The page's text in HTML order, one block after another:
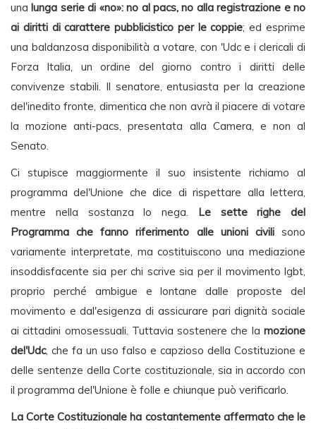
unalunga serie di «no»: no al pacs, no alla registrazione e no
ai diritti di carattere pubblicistico per le coppie; ed esprime
una baldanzosa disponibilità a votare, con 'Udc e i clericali di
Forza Italia, un ordine del giorno contro i diritti delle
convivenze stabili. Il senatore, entusiasta per la creazione
del'inedito fronte, dimentica che non avrà il piacere di votare
la mozione anti-pacs, presentata alla Camera, e non al
Senato.
Ci stupisce maggiormente il suo insistente richiamo al
programma del'Unione che dice di rispettare alla lettera,
mentre nella sostanza lo nega. Le sette righe del
Programma che fanno riferimento alle unioni civilisono
variamente interpretate, ma costituiscono una mediazione
insoddisfacente sia per chi scrive sia per il movimento lgbt,
proprio perché ambigue e lontane dalle proposte del
movimento e dal'esigenza di assicurare pari dignità sociale
ai cittadini omosessuali. Tuttavia sostenere che la mozione
del'Udc, che fa un uso falso e capzioso della Costituzione e
delle sentenze della Corte costituzionale, sia in accordo con
il programma del'Unione è folle e chiunque può verificarlo.
La Corte Costituzionale ha costantemente affermato che le